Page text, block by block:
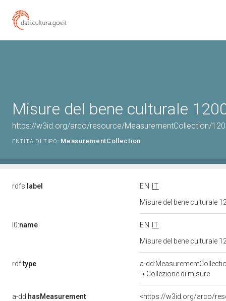
Misure del bene culturale
https://w3id.org/arco/resource/MeasurementCollection/
ENTITÀ DI TIPO: MeasurementCollection
rdfs: label EN
IT
Misure del bene culturale
l0:name EN
IT
Misure del bene culturale
rdf:type
a-
Collezione di misure
a-dd:hasMeasurement
<https://w3id.org/arco/